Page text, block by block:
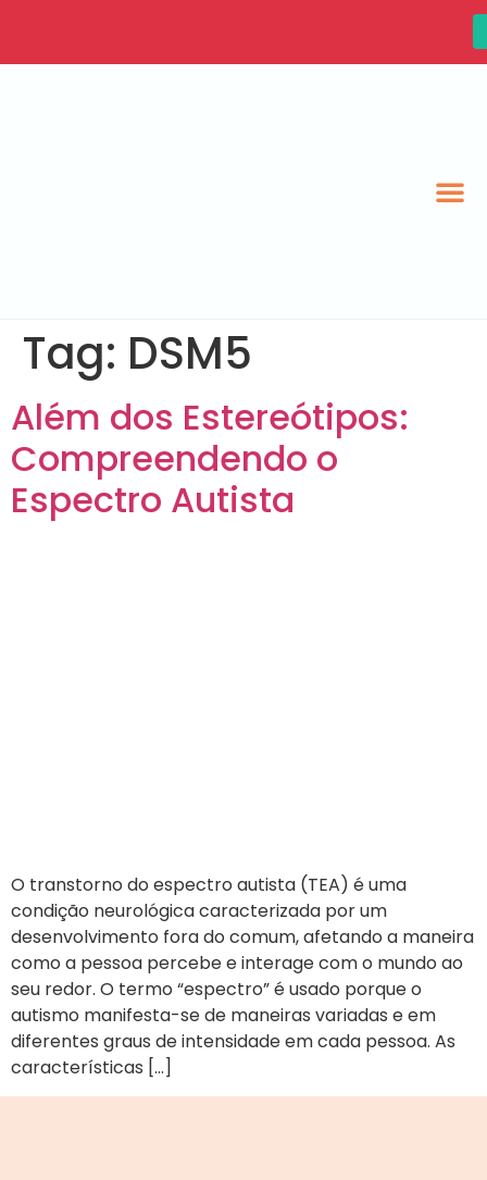
Tag: DSM5
Além dos Estereótipos:
Compreendendo o
Espectro Autista
O transtorno do espectro autista (TEA) é uma
condição neurológica caracterizada por um
desenvolvimento fora do comum, afetando a maneira
como a pessoa percebe e interage com o mundo ao
seu redor. O termo “espectro” é usado porque o
autismo manifesta-se de maneiras variadas e em
diferentes graus de intensidade em cada pessoa. As
características […]